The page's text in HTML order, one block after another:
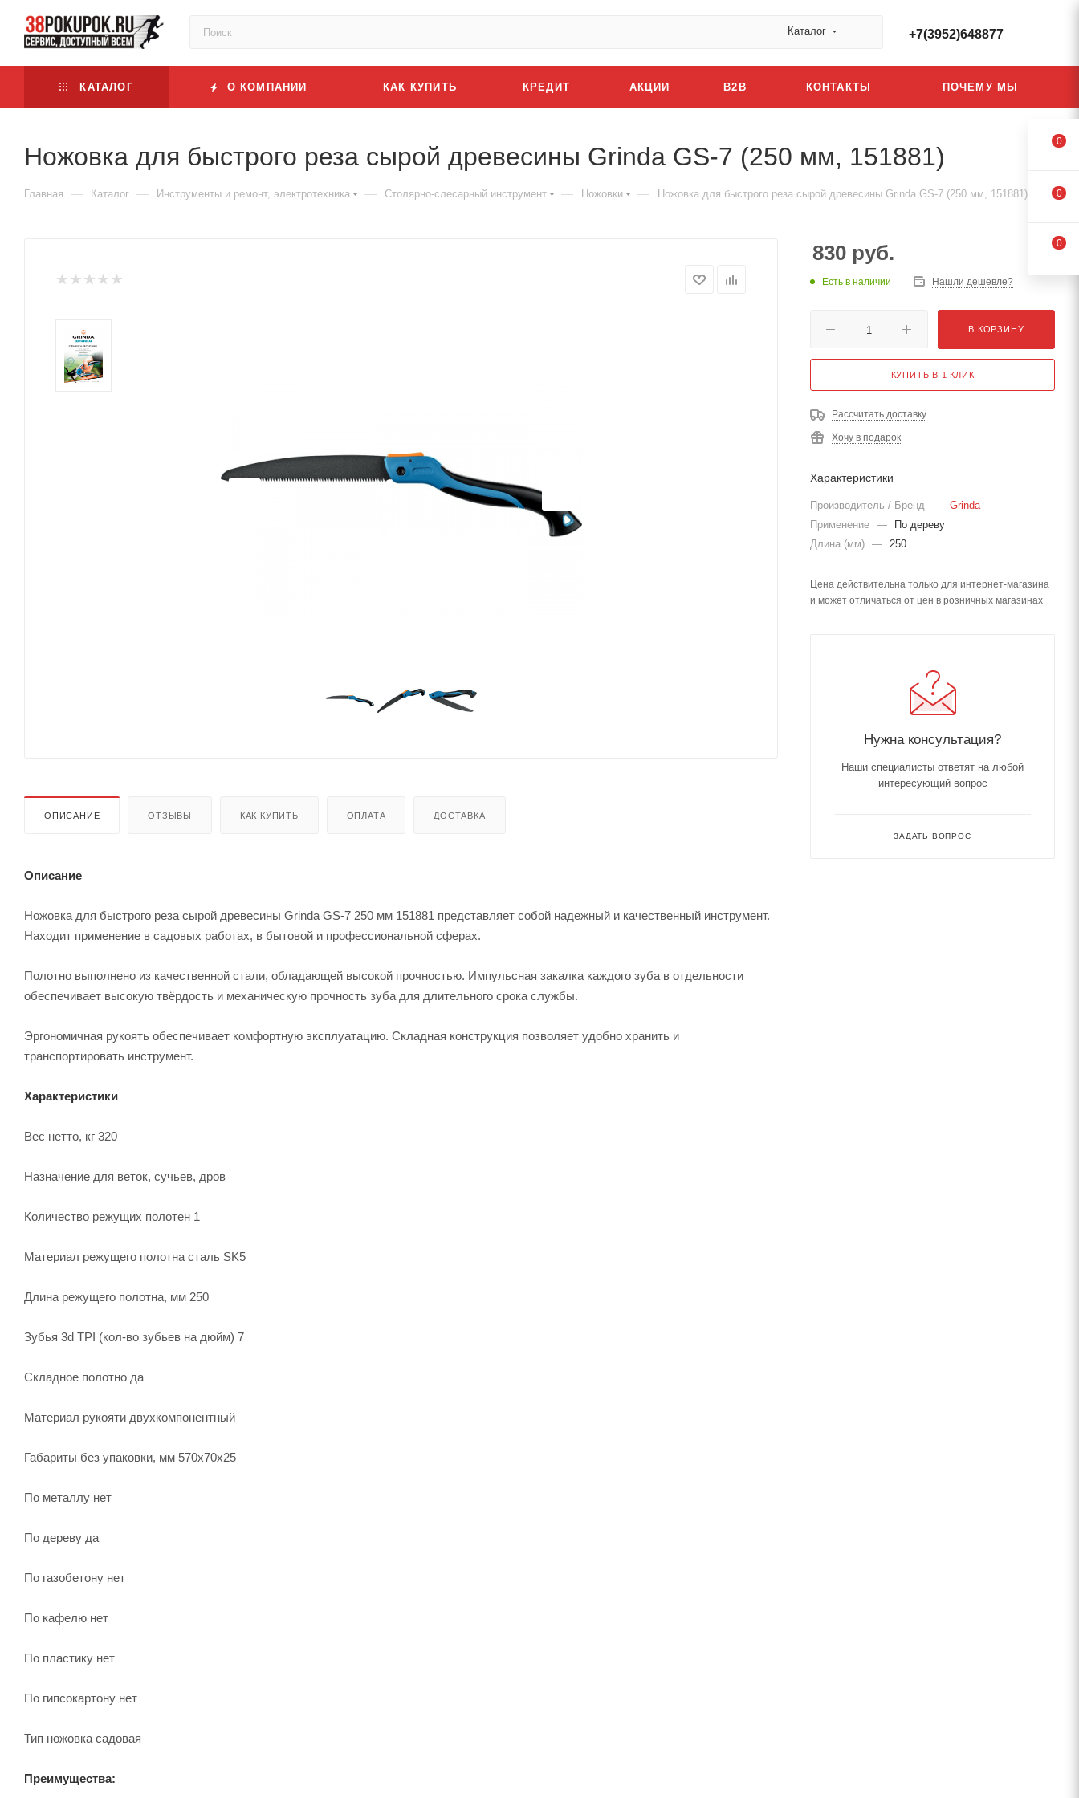
Каталог +7(3952)648877
КАТАЛОГ О КОМПАНИИ КАК КУПИТЬ КРЕДИТ АКЦИИ B2B КОНТАКТЫ ПОЧЕМУ МЫ
Ножовка для быстрого реза сырой древесины Grinda GS-7 (250 мм, 151881)
Главная — Каталог — Инструменты и ремонт, электротехника — Столярно-слесарный инструмент — Ножовки — Ножовка для быстрого реза сырой древесины Grinda GS-7 (250 мм, 151881)
ОПИСАНИЕ ОТЗЫВЫ КАК КУПИТЬ ОПЛАТА ДОСТАВКА
Описание
Ножовка для быстрого реза сырой древесины Grinda GS-7 250 мм 151881 представляет собой надежный и качественный инструмент.
Находит применение в садовых работах, в бытовой и профессиональной сферах.
Полотно выполнено из качественной стали, обладающей высокой прочностью. Импульсная закалка каждого зуба в отдельности
обеспечивает высокую твёрдость и механическую прочность зуба для длительного срока службы.
Эргономичная рукоять обеспечивает комфортную эксплуатацию. Складная конструкция позволяет удобно хранить и
транспортировать инструмент.
Характеристики
Вес нетто, кг 320
Назначение для веток, сучьев, дров
Количество режущих полотен 1
Материал режущего полотна сталь SK5
Длина режущего полотна, мм 250
Зубья 3d TPI (кол-во зубьев на дюйм) 7
Складное полотно да
Материал рукояти двухкомпонентный
Габариты без упаковки, мм 570х70х25
По металлу нет
По дереву да
По газобетону нет
По кафелю нет
По пластику нет
По гипсокартону нет
Тип ножовка садовая
Преимущества:
830 руб.
Есть в наличии Нашли дешевле?
В КОРЗИНУ
КУПИТЬ В 1 КЛИК
Рассчитать доставку
Хочу в подарок
Характеристики
Производитель / Бренд — Grinda
Применение —
По дереву
Длина (мм) — 250
Цена действительна только для интернет-магазина
и может отличаться от цен в розничных магазинах
Нужна консультация?
Наши специалисты ответят на любой
интересующий вопрос
ЗАДАТЬ ВОПРОС
0
0
0